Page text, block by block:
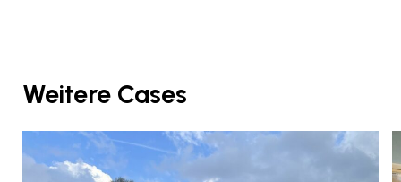
Weitere Cases